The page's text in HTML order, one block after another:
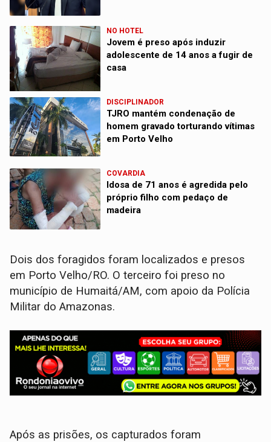
NO HOTEL
Jovem é preso após induzir
adolescente de 14 anos a fugir de
casa
DISCIPLINADOR
TJRO mantém condenação de
homem gravado torturando vítimas
em Porto Velho
COVARDIA
Idosa de 71 anos é agredida pelo
próprio filho com pedaço de
madeira
Dois dos foragidos foram localizados e presos
em Porto Velho/RO. O terceiro foi preso no
município de Humaitá/AM, com apoio da Polícia
Militar do Amazonas.
Após as prisões, os capturados foram